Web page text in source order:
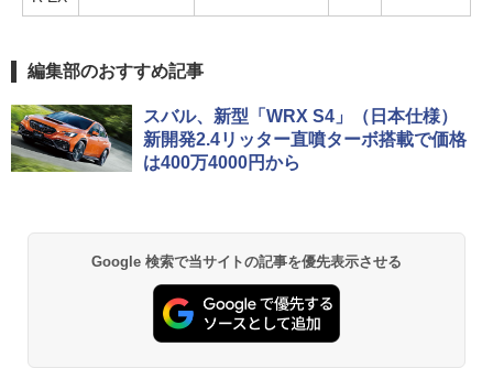
編集部のおすすめ記事
スバル、新型「WRX S4」（日本仕様）
新開発2.4リッター直噴ターボ搭載で価格
は400万4000円から
Google 検索で当サイトの記事を優先表示させる